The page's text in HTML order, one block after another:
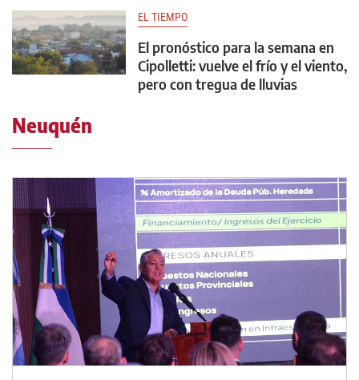
EL TIEMPO
El pronóstico para la semana en
Cipolletti: vuelve el frío y el viento,
pero con tregua de lluvias
Neuquén